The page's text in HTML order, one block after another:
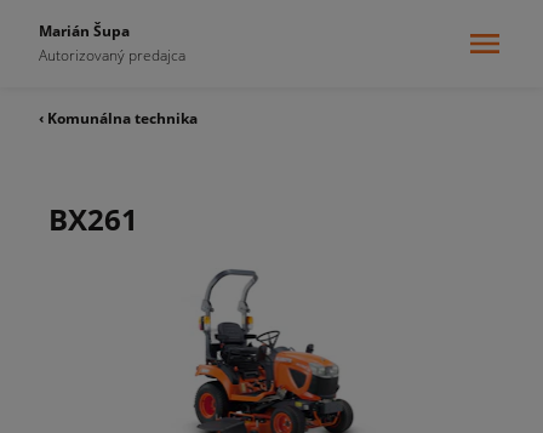
Marián Šupa
Autorizovaný predajca
‹ Komunálna technika
BX261